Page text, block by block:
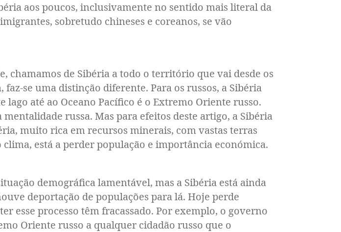
aos poucos, inclusivamente no sentido mais literal da
sobretudo chineses e coreanos, se vão
de Sibéria a todo o território que vai desde os
se uma distinção diferente. Para os russos, a Sibéria
lago até ao Oceano Pacífico é o Extremo Oriente russo.
russa. Mas para efeitos deste artigo, a Sibéria
muito rica em recursos minerais, com vastas terras
está a perder população e importância económica.
demográfica lamentável, mas a Sibéria está ainda
deportação de populações para lá. Hoje perde
esse processo têm fracassado. Por exemplo, o governo
Oriente russo a qualquer cidadão russo que o